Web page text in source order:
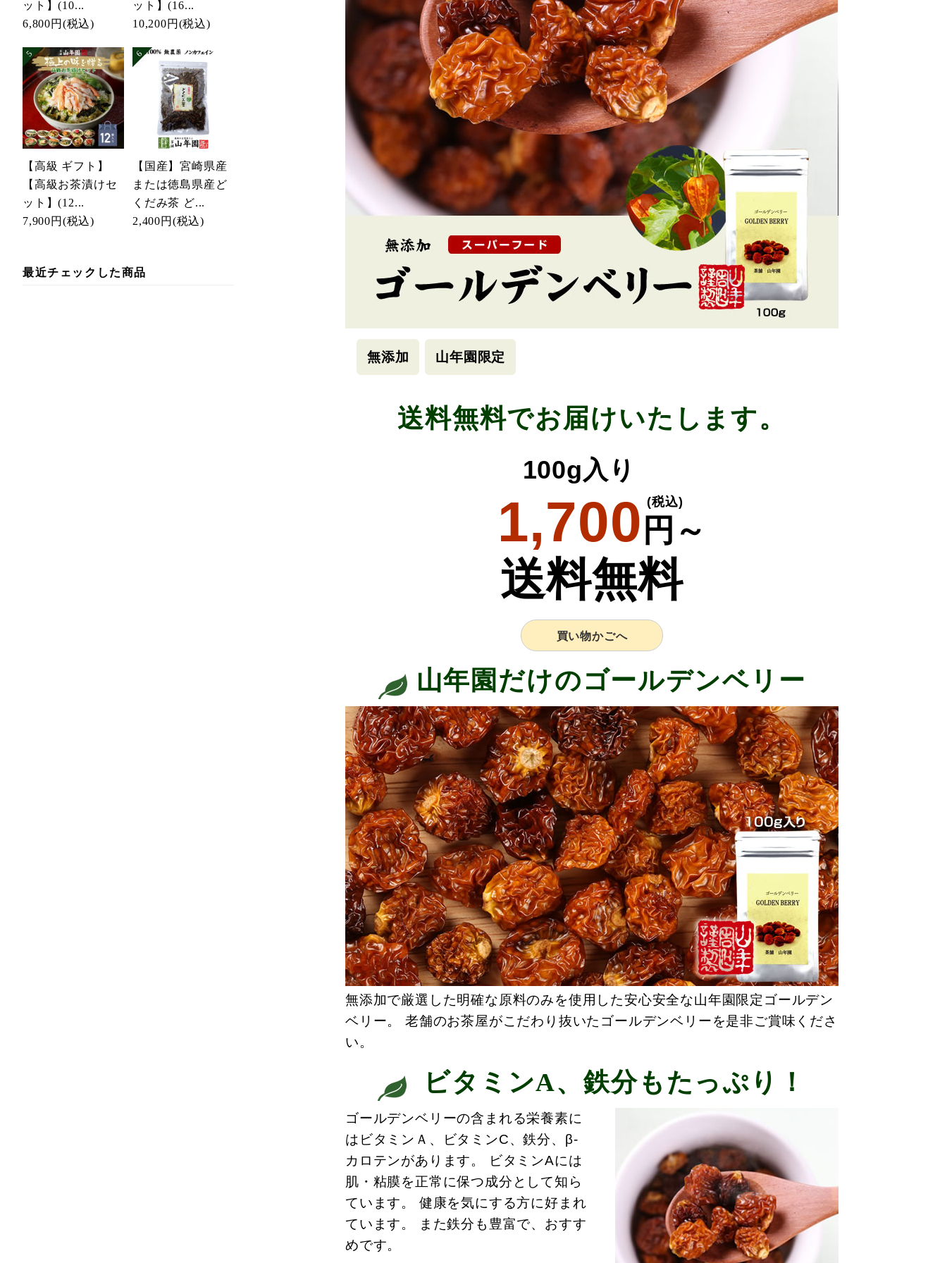
ット】(10...
6,800円 (税込)
ット】(16...
10,200円 (税込)
【高級 ギフト】
【高級お茶漬けセ
ット】(12...
7,900円 (税込)
【国産】宮崎県産
または徳島県産ど
くだみ茶 ど...
2,400円 (税込)
最近チェックした商品
無添加 山年園限定
送料無料でお届けいたします。
100g入り
1,700 円～
(税込)
送料無料
買い物かごへ
山年園だけのゴールデンベリー
無添加で厳選した明確な原料のみを使用した安心安全な山年園限定ゴールデン
ベリー。 老舗のお茶屋がこだわり抜いたゴールデンベリーを是非ご賞味くださ
い。
ビタミンA、鉄分もたっぷり！
ゴールデンベリーの含まれる栄養素に
はビタミンＡ、ビタミンC、鉄分、β-
カロテンがあります。 ビタミンAには
肌・粘膜を正常に保つ成分として知ら
ています。 健康を気にする方に好まれ
ています。 また鉄分も豊富で、 おすす
めです。